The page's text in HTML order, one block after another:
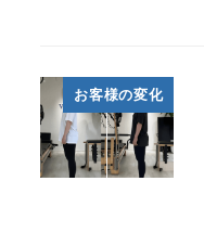
お客様の変化